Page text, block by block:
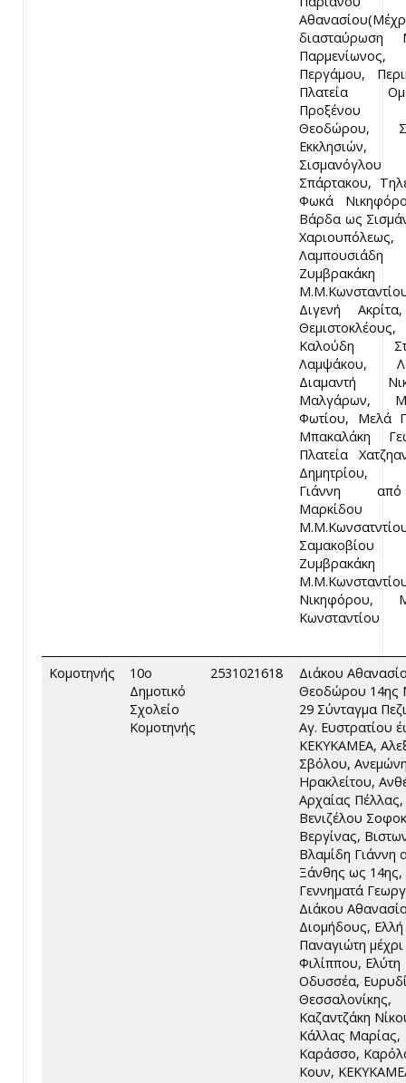
διασταύρωση
Παρμενίωνος,
Περγάμου,
Πλατεία
Προξένου
Θεοδώρου,
Εκκλησιών,
Σισμανόγλου
Σπάρτακου,
Φωκά
Βάρδα ως
Χαριουπόλεως,
Διγενή
Καλούδη
Λαμψάκου,
Διαμαντή
Μαλγάρων,
Φωτίου, Μελά
Μπακαλάκη
Πλατεία
Δημητρίου,
Γιάννη
Κωνσταντίου
Κομοτηνής
10ο
Δημοτικό
Σχολείο
Κομοτηνής
2531021618
Διάκου
Θεοδώρου 14ης
29 Σύνταγμα
Αγ. Ευστρατίου
ΚΕΚΥΚΑΜΕΑ,
Σβόλου,
Ηρακλείτου,
Αρχαίας Πέλλας,
Βενιζέλου
Βεργίνας,
Βλαμίδη Γιάννη
Ξάνθης ως 14ης,
Γεννηματά
Διάκου
Διομήδους, Ελλή
Παναγιώτη μέχρι
Φιλίππου, Ελύτη
Οδυσσέα,
Θεσσαλονίκης,
Καζαντζάκη
Κάλλας Μαρίας,
Καράσσο,
Κουν,